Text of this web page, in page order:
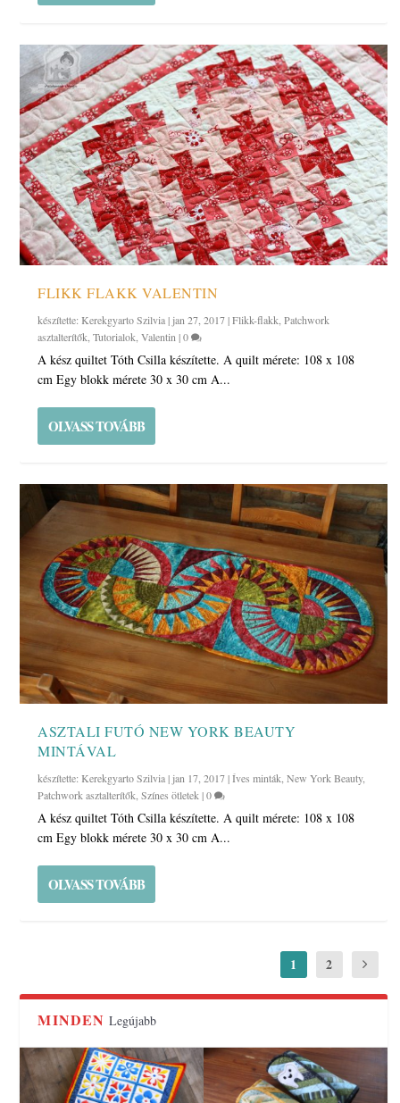
FLIKK FLAKK VALENTIN
készítette:Kerekgyarto Szilvia| jan 27, 2017|Flikk-flakk ,Patchwork
asztalterítők ,Tutorialok ,Valentin |0
A kész quiltet Tóth Csilla készítette. A quilt mérete: 108 x 108
cm Egy blokk mérete 30 x 30 cm A...
OLVASS TOVÁBB
ASZTALI FUTÓ NEW YORK BEAUTY
MINTÁVAL
készítette:Kerekgyarto Szilvia| jan 17, 2017|Íves minták,New York Beauty,
Patchwork asztalterítők,Színes ötletek|0
A kész quiltet Tóth Csilla készítette. A quilt mérete: 108 x 108
cm Egy blokk mérete 30 x 30 cm A...
OLVASS TOVÁBB
1 2
MINDEN Legújabb